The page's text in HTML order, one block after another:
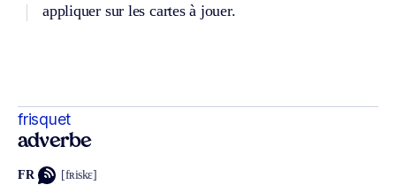
appliquer sur les cartes à jouer.
frisquet
adverbe
FR [fʀiskɛ]